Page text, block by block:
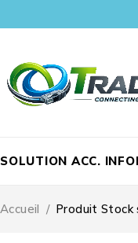
SOLUTION ACC.
Accueil / Produit Stock